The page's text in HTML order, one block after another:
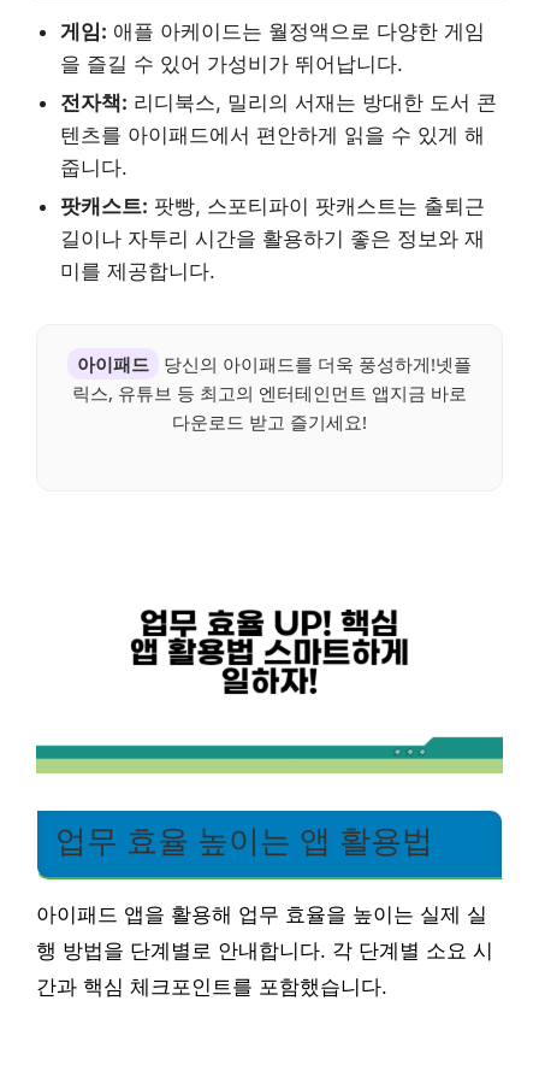
게임: 애플 아케이드는 월정액으로 다양한 게임
을 즐길 수 있어 가성비가 뛰어납니다.
전자책: 리디북스, 밀리의 서재는 방대한 도서 콘
텐츠를 아이패드에서 편안하게 읽을 수 있게 해
줍니다.
팟캐스트: 팟빵, 스포티파이 팟캐스트는 출퇴근
길이나 자투리 시간을 활용하기 좋은 정보와 재
미를 제공합니다.
아이패드
당신의 아이패드를 더욱 풍성하게!넷플
릭스, 유튜브 등 최고의 엔터테인먼트 앱지금 바로
다운로드 받고 즐기세요!
업무 효율 높이는 앱 활용법
아이패드 앱을 활용해 업무 효율을 높이는 실제 실
행 방법을 단계별로 안내합니다. 각 단계별 소요 시
간과 핵심 체크포인트를 포함했습니다.